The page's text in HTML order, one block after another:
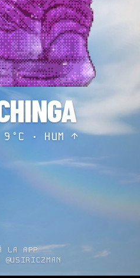
9°C · HUM ↑
LA APP
@USIRICZMAN